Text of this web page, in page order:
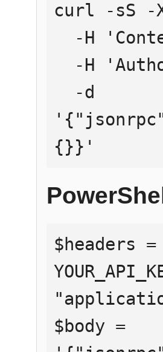
curl -sS -
{}}'
$headers
$body =